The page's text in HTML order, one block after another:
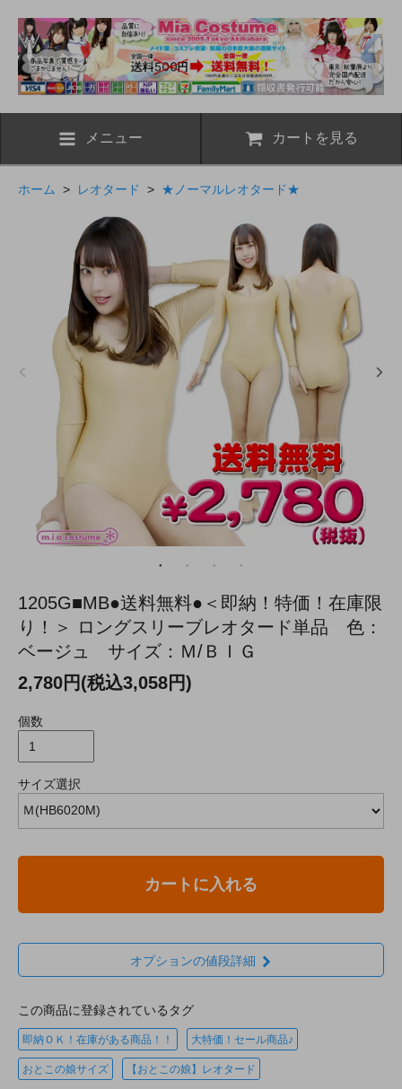
メニュー カートを見る
ホーム > レオタード > ★ノーマルレオタード★
1205G■MB●送料無料●＜即納！特価！在庫限
り！＞ ロングスリーブレオタード単品 色：
ベージュ サイズ：Ｍ/ＢＩＧ
2,780円(税込3,058円)
個数
サイズ選択
カートに入れる
オプションの値段詳細
この商品に登録されているタグ
即納ＯＫ！在庫がある商品！！ 大特価！セール商品♪
おとこの娘サイズ 【おとこの娘】レオタード